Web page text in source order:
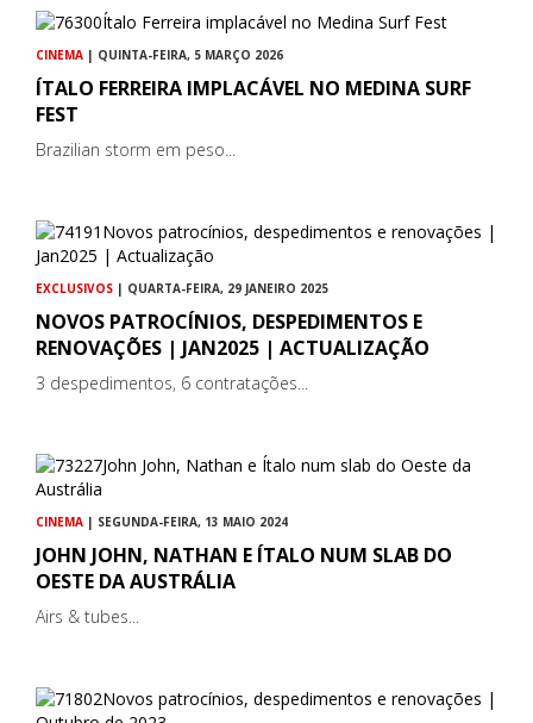
CINEMA | QUINTA-FEIRA, 5 MARÇO 2026
ÍTALO FERREIRA IMPLACÁVEL NO MEDINA SURF
FEST
Brazilian storm em peso...
EXCLUSIVOS | QUARTA-FEIRA, 29 JANEIRO 2025
NOVOS PATROCÍNIOS, DESPEDIMENTOS E
RENOVAÇÕES | JAN2025 | ACTUALIZAÇÃO
3 despedimentos, 6 contratações...
CINEMA | SEGUNDA-FEIRA, 13 MAIO 2024
JOHN JOHN, NATHAN E ÍTALO NUM SLAB DO
OESTE DA AUSTRÁLIA
Airs & tubes...